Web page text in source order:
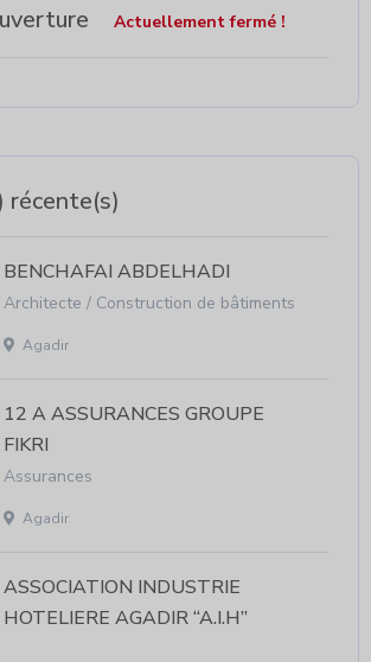
Actuellement fermé !
récente(s)
BENCHAFAI ABDELHADI
Architecte / Construction de bâtiments
Agadir
12 A ASSURANCES GROUPE
FIKRI
Assurances
Agadir
ASSOCIATION INDUSTRIE
HOTELIERE AGADIR “A.I.H”